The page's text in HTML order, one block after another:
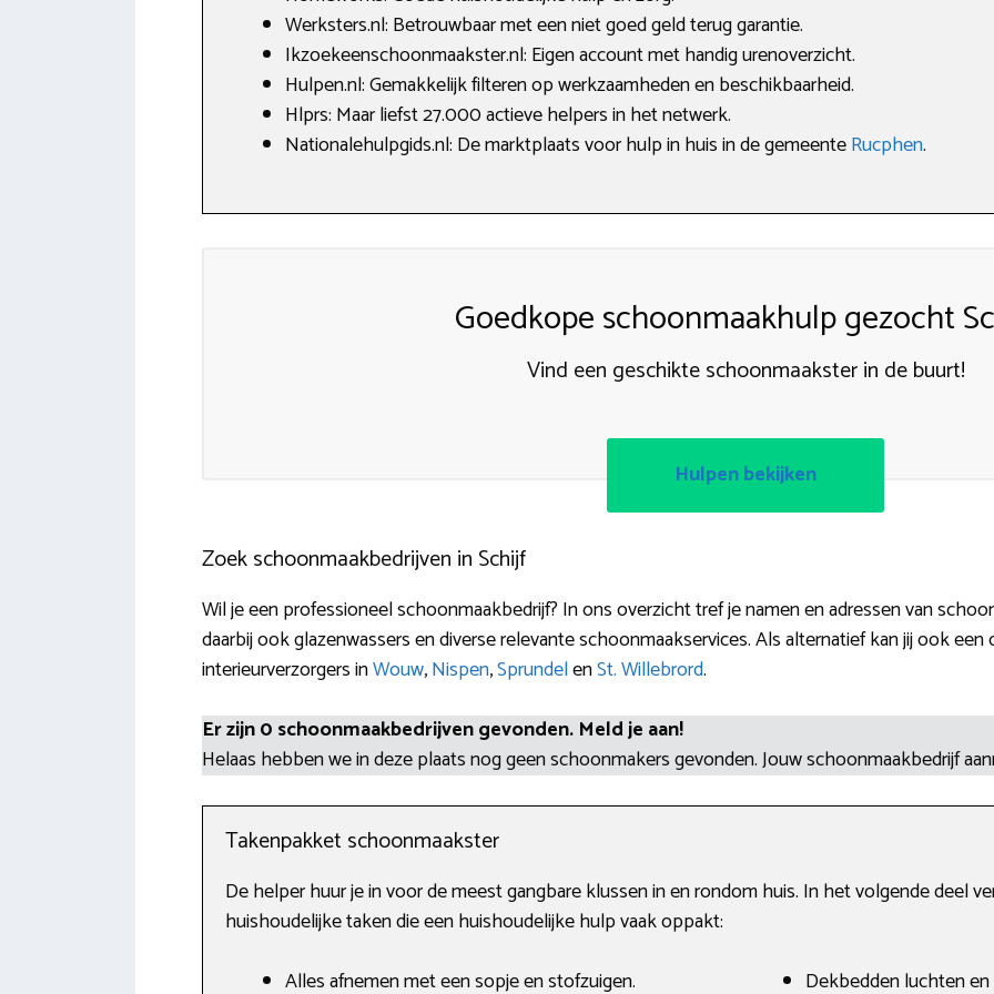
Werksters.nl: Betrouwbaar met een niet goed geld terug garantie.
Ikzoekeenschoonmaakster.nl: Eigen account met handig urenoverzicht.
Hulpen.nl: Gemakkelijk filteren op werkzaamheden en beschikbaarheid.
Hlprs: Maar liefst 27.000 actieve helpers in het netwerk.
Nationalehulpgids.nl: De marktplaats voor hulp in huis in de gemeenteRucphen.
Goedkope schoonmaakhulp gezocht
Vind een geschikte schoonmaakster in de buurt!
Hulpen bekijken
Zoek schoonmaakbedrijven in Schijf
Wil je een professioneel schoonmaakbedrijf? In ons overzicht tref je namen en adressen van
daarbij ook glazenwassers en diverse relevante schoonmaakservices. Als alternatief kan jij ook
interieurverzorgers inWouw,Nispen,SprundelenSt. Willebrord.
Er zijn 0 schoonmaakbedrijven gevonden. Meld je aan!
Helaas hebben we in deze plaats nog geen schoonmakers gevonden. Jouw schoonmaakbedrijf
Takenpakket schoonmaakster
De helper huur je in voor de meest gangbare klussen in en rondom huis. In het volgende deel
huishoudelijke taken die een huishoudelijke hulp vaak oppakt:
Alles afnemen met een sopje en stofzuigen.
Dekbedden luchten en